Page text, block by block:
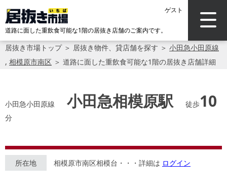
ゲスト
道路に面した重飲食可能な1階の居抜き店舗のご案内です。
居抜き市場トップ＞ 居抜き物件、貸店舗を探す ＞ 小田急小田原線
, 相模原市南区 ＞ 道路に面した重飲食可能な1階の居抜き店舗詳細
小田急小田原線 小田急相模原駅 徒歩10
分
所在地 相模原市南区相模台・・・詳細は ログイン